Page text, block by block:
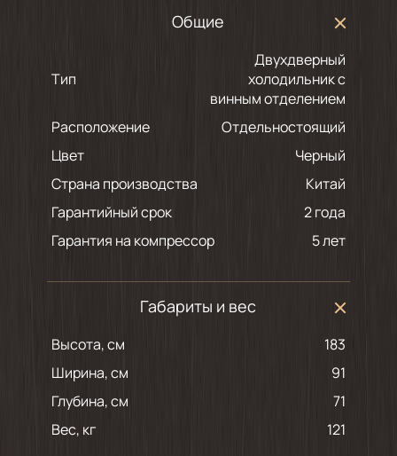
Общие
Тип
Двухдверный
холодильник с
винным отделением
Расположение
Отдельностоящий
Цвет
черный
Страна производства
Китай
Гарантийный срок
2 года
Гарантия на компрессор
5 лет
Габариты и вес
Высота, см
183
Ширина, см
91
Глубина, см
71
Вес, кг
121